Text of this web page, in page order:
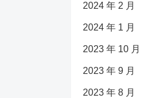
2024 年 2 月
2024 年 1 月
2023 年 10 月
2023 年 9 月
2023 年 8 月